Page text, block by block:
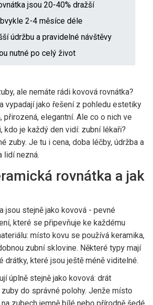
jsou 20-40% dražší
2-4 měsíce déle
údržbu a pravidelné návštěvy
nutné po celý život
ale nemáte rádi kovová rovnátka?
vypadají jako řešení z pohledu estetiky
přirozená, elegantní. Ale co o nich ve
kdo je každý den vidí: zubní lékaři?
zuby. Je tu i cena, doba léčby, údržba a
lidí nezná.
rovnátka a jak
jsou stejně jako kovová - pevné
které se připevňuje ke každému
místo kovu se používá keramika,
zubní sklovine. Některé typy mají
drátky, které jsou ještě méně viditelné.
úplně stejně jako kovová: drát
do správné polohy. Jenže místo